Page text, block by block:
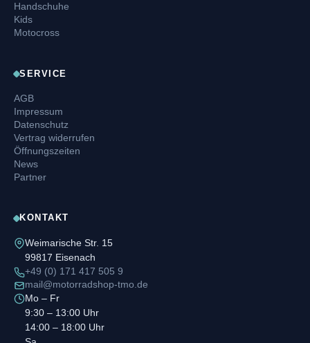
Handschuhe
Kids
Motocross
SERVICE
AGB
Impressum
Datenschutz
Vertrag widerrufen
Öffnungszeiten
News
Partner
KONTAKT
Weimarische Str. 15
99817 Eisenach
+49 (0) 171 417 505 9
mail@motorradshop-tmo.de
Mo – Fr
9:30 – 13:00 Uhr
14:00 – 18:00 Uhr